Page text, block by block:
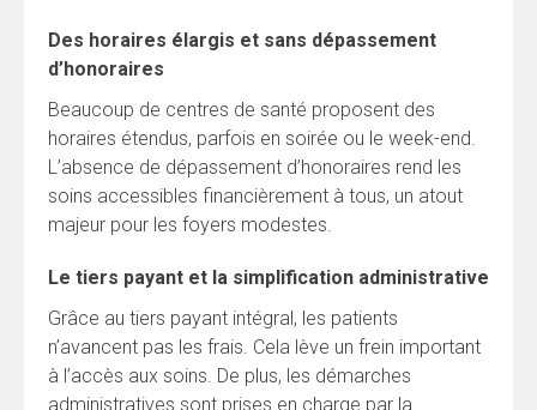
Des horaires élargis et sans dépassement
d’honoraires
Beaucoup de centres de santé proposent des
horaires étendus, parfois en soirée ou le week-end.
L’absence de dépassement d’honoraires rend les
soins accessibles financièrement à tous, un atout
majeur pour les foyers modestes.
Le tiers payant et la simplification administrative
Grâce au tiers payant intégral, les patients
n’avancent pas les frais. Cela lève un frein important
à l’accès aux soins. De plus, les démarches
administratives sont prises en charge par la